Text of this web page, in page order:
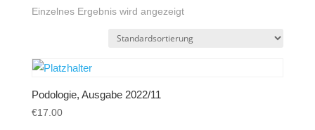
Einzelnes Ergebnis wird angezeigt
Podologie, Ausgabe 2022/11
€17.00